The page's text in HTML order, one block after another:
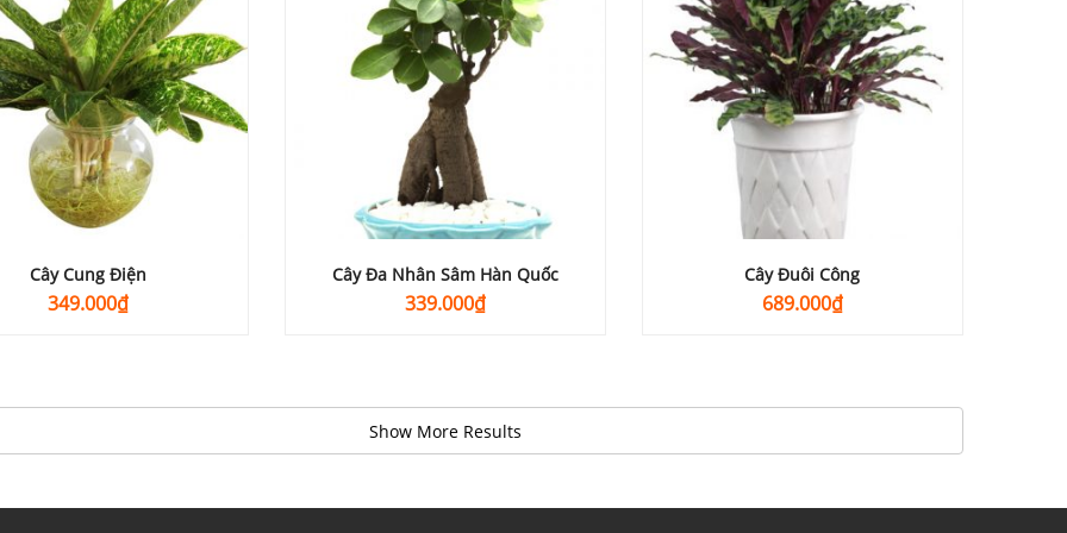
Cây Cung Điện
349.000₫
Cây Đa Nhân Sâm Hàn Quốc
339.000₫
Cây Đuôi Công
689.000₫